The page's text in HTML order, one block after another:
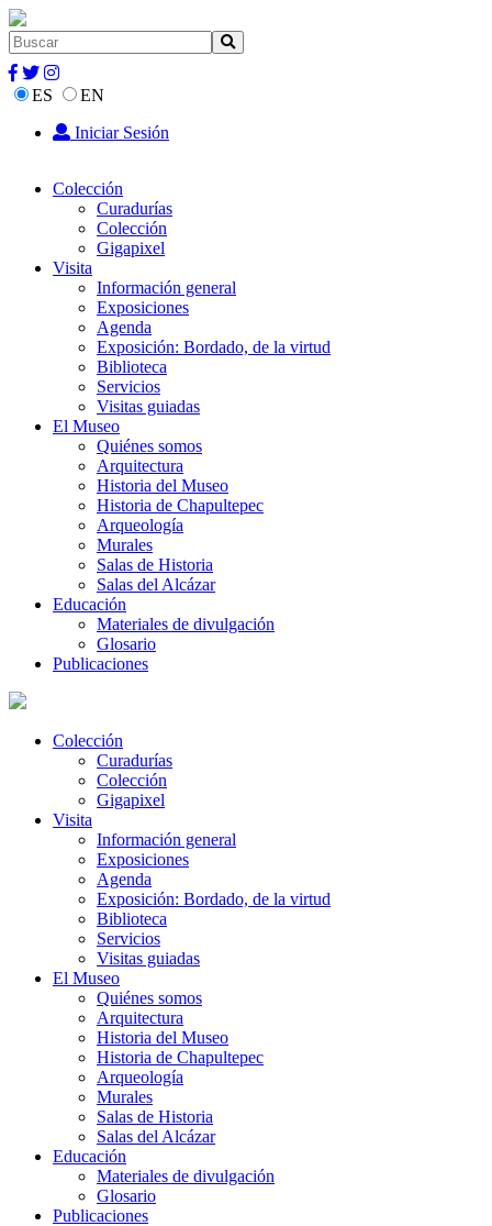
ES
EN
Iniciar Sesión
Colección
Curadurías
Colección
Gigapixel
Visita
Información general
Exposiciones
Agenda
Exposición: Bordado, de la virtud
Biblioteca
Servicios
Visitas guiadas
El Museo
Quiénes somos
Arquitectura
Historia del Museo
Historia de Chapultepec
Arqueología
Murales
Salas de Historia
Salas del Alcázar
Educación
Materiales de divulgación
Glosario
Publicaciones
Colección
Curadurías
Colección
Gigapixel
Visita
Información general
Exposiciones
Agenda
Exposición: Bordado, de la virtud
Biblioteca
Servicios
Visitas guiadas
El Museo
Quiénes somos
Arquitectura
Historia del Museo
Historia de Chapultepec
Arqueología
Murales
Salas de Historia
Salas del Alcázar
Educación
Materiales de divulgación
Glosario
Publicaciones